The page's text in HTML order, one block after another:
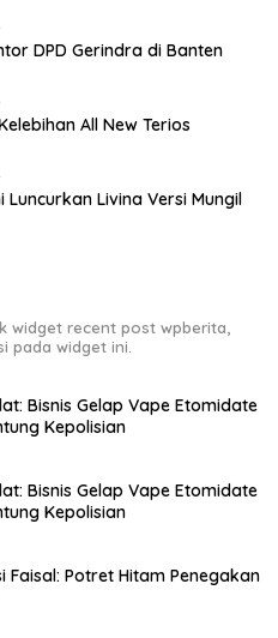
DPD Gerindra di Banten
All New Terios
Luncurkan Livina Versi Mungil
widget recent post wpberita,
pada widget ini.
Bisnis Gelap Vape Etomidate
Kepolisian
Bisnis Gelap Vape Etomidate
Kepolisian
Faisal: Potret Hitam Penegakan